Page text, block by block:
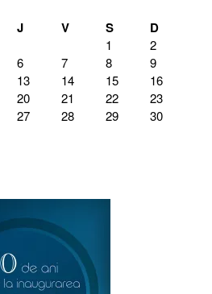
J V S D
1
2
6 7 8
9
13 14 15
16
20 21 22
23
27 28 29
30